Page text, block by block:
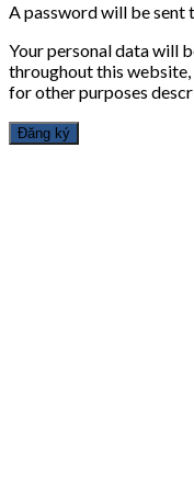
A password will be sent
Your personal data will
throughout this website,
for other purposes
Đăng ký